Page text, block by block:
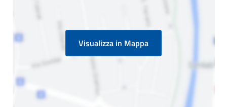
Visualizza in Mappa